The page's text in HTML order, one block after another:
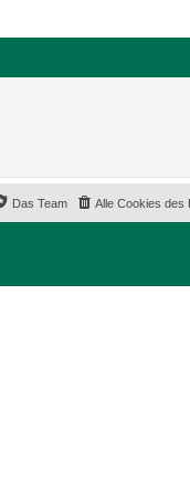
Alle Cookies des
Das Team